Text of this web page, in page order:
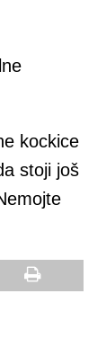
kockice
stoji još